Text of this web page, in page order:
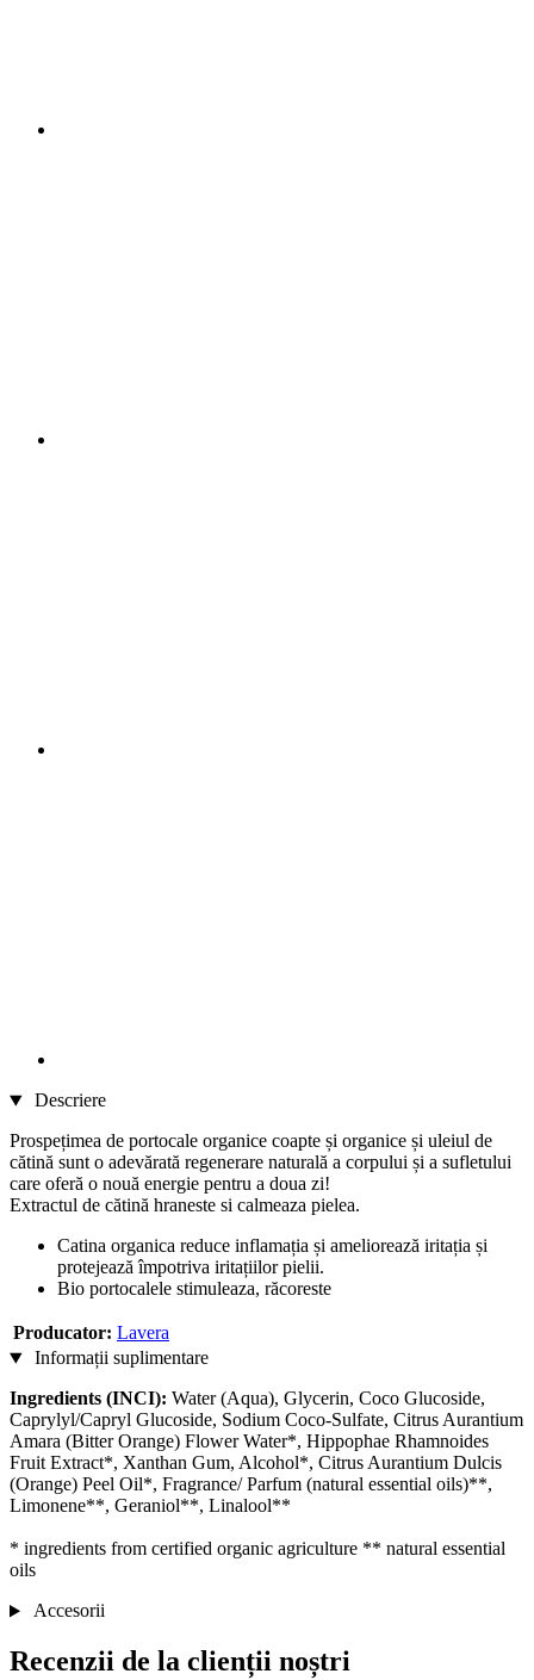
Descriere
Prospețimea de portocale organice coapte și organice și uleiul de
cătină sunt o adevărată regenerare naturală a corpului și a sufletului
care oferă o nouă energie pentru a doua zi!
Extractul de cătină hraneste si calmeaza pielea.
Catina organica reduce inflamația și ameliorează iritația și
protejează împotriva iritațiilor pielii.
Bio portocalele stimuleaza, răcoreste
Producator: Lavera
Informații suplimentare
Ingredients (INCI): Water (Aqua), Glycerin, Coco Glucoside,
Caprylyl/Capryl Glucoside, Sodium Coco-Sulfate, Citrus Aurantium
Amara (Bitter Orange) Flower Water*, Hippophae Rhamnoides
Fruit Extract*, Xanthan Gum, Alcohol*, Citrus Aurantium Dulcis
(Orange) Peel Oil*, Fragrance/ Parfum (natural essential oils)**,
Limonene**, Geraniol**, Linalool**
* ingredients from certified organic agriculture ** natural essential
oils
Accesorii
Recenzii de la clienții noștri